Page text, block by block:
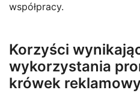
współpracy.
Korzyści
wykorzystania
krówek